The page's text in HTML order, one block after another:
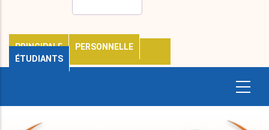
PRINCIPALE
PERSONNELLE
ÉTUDIANTS